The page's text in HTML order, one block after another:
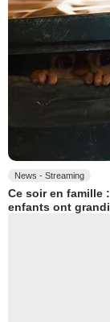
News - Streaming
Ce soir en famille
enfants ont